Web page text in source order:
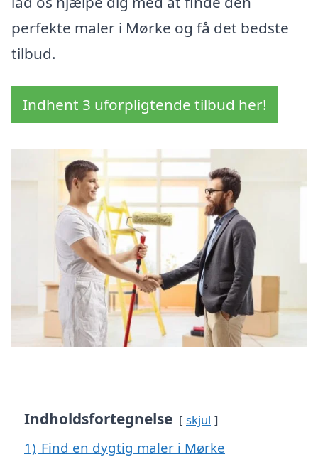
perfekte maler i Mørke og få det bedste
tilbud.
Indhent 3 uforpligtende tilbud her!
Indholdsfortegnelse skjul
1) Find en dygtig maler i Mørke